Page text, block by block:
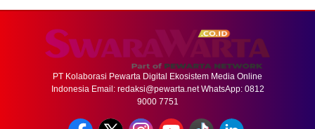
PT Kolaborasi Pewarta Digital Ekosistem Media Online
Indonesia Email: redaksi@pewarta.netWhatsApp: 0812
9000 7751